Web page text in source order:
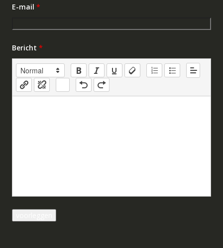
E-mail *
Bericht *